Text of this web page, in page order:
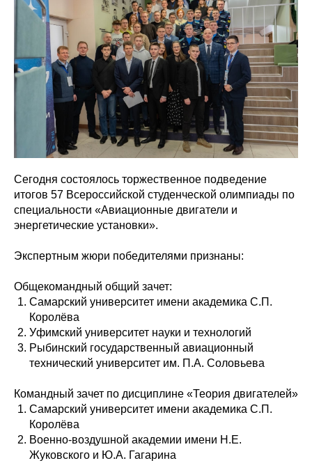
Сегодня состоялось торжественное подведение
итогов 57 Всероссийской студенческой олимпиады по
специальности «Авиационные двигатели и
энергетические установки».
Экспертным жюри победителями признаны:
Общекомандный общий зачет:
Самарский университет имени академика С.П.
Королёва
Уфимский университет науки и технологий
Рыбинский государственный авиационный
технический университет им. П.А. Соловьева
Командный зачет по дисциплине «Теория двигателей»
Самарский университет имени академика С.П.
Королёва
Военно-воздушной академии имени Н.Е.
Жуковского и Ю.А. Гагарина